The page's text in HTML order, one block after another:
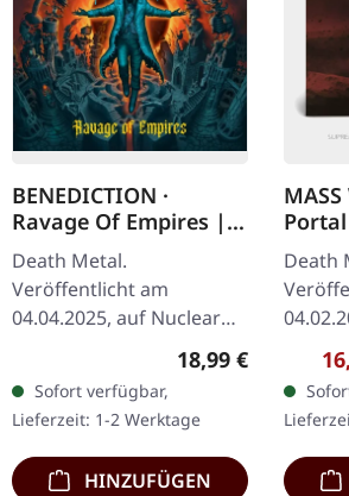
BENEDICTION ·
Ravage Of Empires |
CD
Death Metal.
Veröffentlicht am
04.04.2025, auf Nuclear
Blast Records. CD im
Jewelcase. Benediction
kehren mit "Ravage Of
Empires" zurück und
festigen…
Regulärer Preis:
18,99 €
Sofort verfügbar,
Lieferzeit: 1-2 Werktage
HINZUFÜGEN
MASS
LP
Death
Media
Void 2
Revel